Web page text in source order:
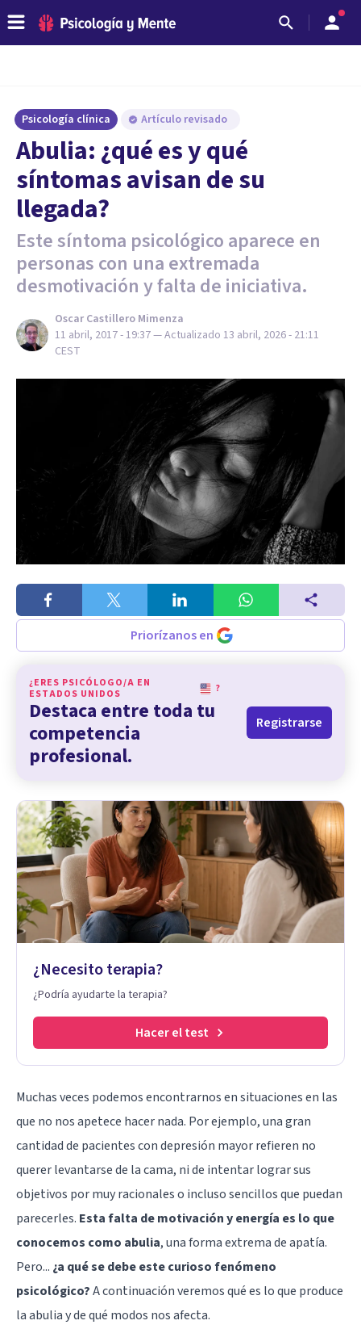
Psicología clínica Artículo revisado
Abulia: ¿qué es y qué
síntomas avisan de su
llegada?
Este síntoma psicológico aparece en
personas con una extremada
desmotivación y falta de iniciativa.
Oscar Castillero Mimenza
11 abril, 2017 - 19:37— Actualizado 13 abril, 2026 - 21:11
CEST
Priorízanos en
¿ERES PSICÓLOGO/A EN
ESTADOS UNIDOS
?
Destaca entre toda tu
competencia
profesional.
Registrarse
¿Necesito terapia?
¿Podría ayudarte la terapia?
Hacer el test
Muchas veces podemos encontrarnos en situaciones en las
que no nos apetece hacer nada. Por ejemplo, una gran
cantidad de pacientes con depresión mayor refieren no
querer levantarse de la cama, ni de intentar lograr sus
objetivos por muy racionales o incluso sencillos que puedan
parecerles. Esta falta de motivación y energía es lo que
conocemos como abulia, una forma extrema de apatía.
Pero... ¿a qué se debe este curioso fenómeno
psicológico?A continuación veremos qué es lo que produce
la abulia y de qué modos nos afecta.